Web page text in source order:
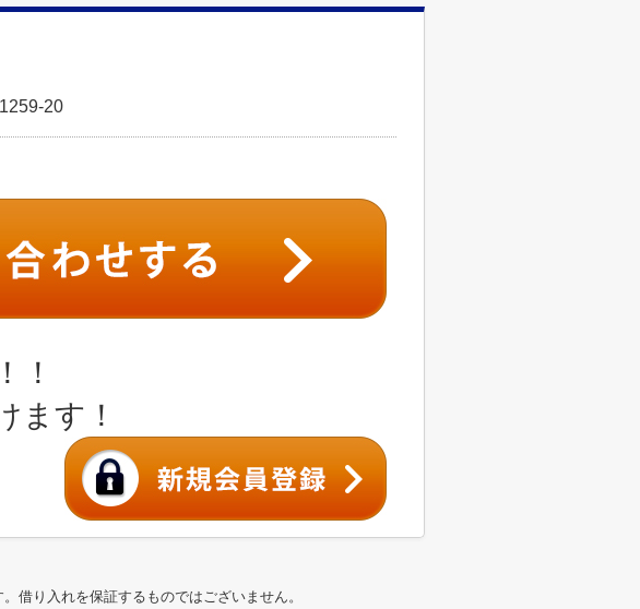
20
！
ます！
借り入れを保証するものではございません。